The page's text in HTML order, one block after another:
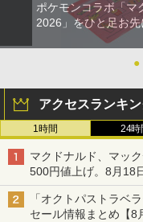
ポケモンコラボ「マ
2026」をひと足お
●
アクセスランキ
1時間 24時
マクドナルド、マッ
500円値上げ。8月18
「オクトパストラベ
セール情報まとめ【8